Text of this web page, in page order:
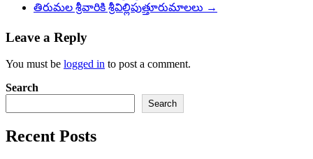
తిరుమల శ్రీవారికి శ్రీవిల్లిపుత్తూరుమాలలు →
Leave a Reply
You must be logged in to post a comment.
Search
Search
Recent Posts